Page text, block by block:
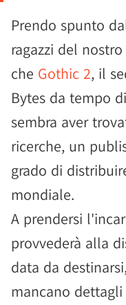
Prendo spunto
ragazzi del nostro
che Gothic 2, il
Bytes da tempo
sembra aver
ricerche, un
grado di
mondiale.
A prendersi
provvederà alla
data da
mancano